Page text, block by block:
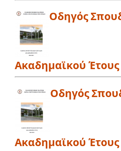
Οδηγός
Ακαδημαϊκού Έτους
Οδηγός
Ακαδημαϊκού Έτους